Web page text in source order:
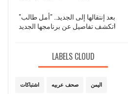
بعد إنتقالها إلى الجديد.. "أمل طالب"
تكشف تفاصيل عن برنامجها الجديد!
LABELS CLOUD
اشتباكات صحف عربيه اليمن